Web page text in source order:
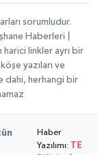
sorumludur.
Haberleri |
linkler ayrı bir
yazıları ve
dahi, herhangi bir
Haber
Yazılımı: TE